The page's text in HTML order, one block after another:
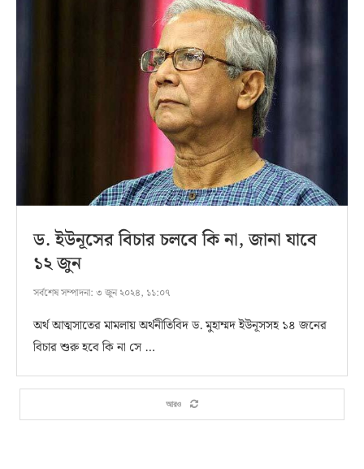
ড. ইউনূসের বিচার চলবে কি না, জানা যাবে
১২ ‍জুন
সর্বশেষ সম্পাদনা: ৩ জুন ২০২৪, ১১:০৭
অর্থ আত্মসাতের মামলায় অর্থনীতিবিদ ড. মুহাম্মদ ইউনূসসহ ১৪ জনের
বিচার শুরু হবে কি না সে …
আরও